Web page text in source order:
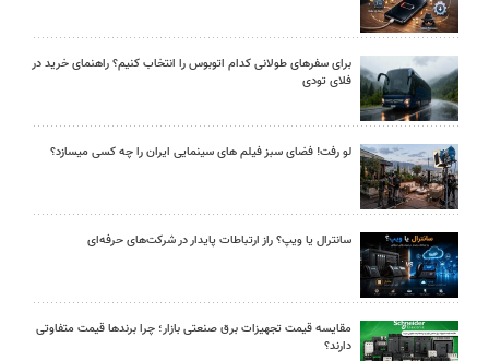
برای سفرهای طولانی کدام اتوبوس را انتخاب کنیم؟ راهنمای خرید در
فلای تودی
لو رفت! فضای سبز فیلم های سینمایی ایران را چه کسی میسازد؟
سانترال یا ویپ؟ راز ارتباطات پایدار در شرکت‌های حرفه‌ای
مقایسه قیمت تجهیزات برق صنعتی بازار؛ چرا برندها قیمت متفاوتی
دارند؟